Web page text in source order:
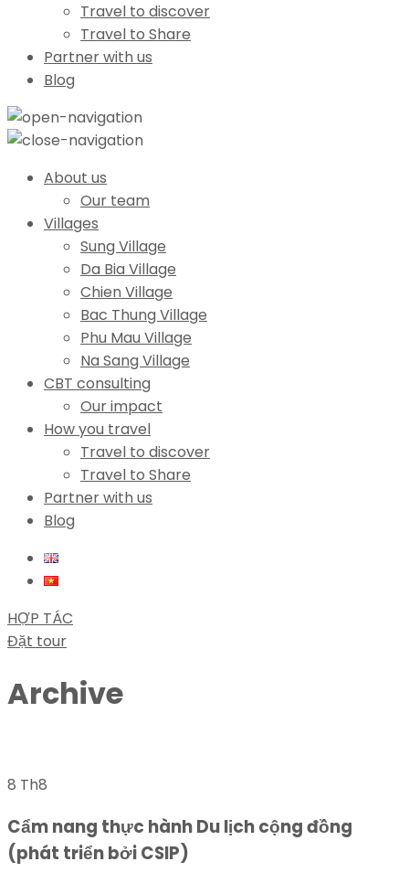
Travel to discover
Travel to Share
Partner with us
Blog
About us
Our team
Villages
Sung Village
Da Bia Village
Chien Village
Bac Thung Village
Phu Mau Village
Na Sang Village
CBT consulting
Our impact
How you travel
Travel to discover
Travel to Share
Partner with us
Blog
HỢP TÁC
Đặt tour
Archive
8 Th8
Cẩm nang thực hành Du lịch cộng đồng
(phát triển bởi CSIP)